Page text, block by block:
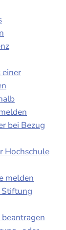
bei Bezug
Hochschule
melden
Stiftung